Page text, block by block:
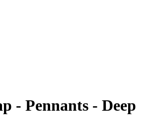
- Pennants - Deep